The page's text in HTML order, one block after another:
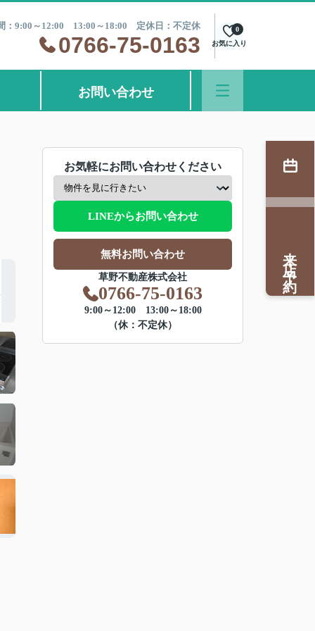
：9:00～12:00 13:00～18:00 定休日：不定休
0766-75-0163 お気に入り
0
お問い合わせ
お気軽にお問い合わせください
LINEからお問い合わせ
無料お問い合わせ
草野不動産株式会社
0766-75-0163
9:00～12:00 13:00～18:00
（休：不定休）
来店予約